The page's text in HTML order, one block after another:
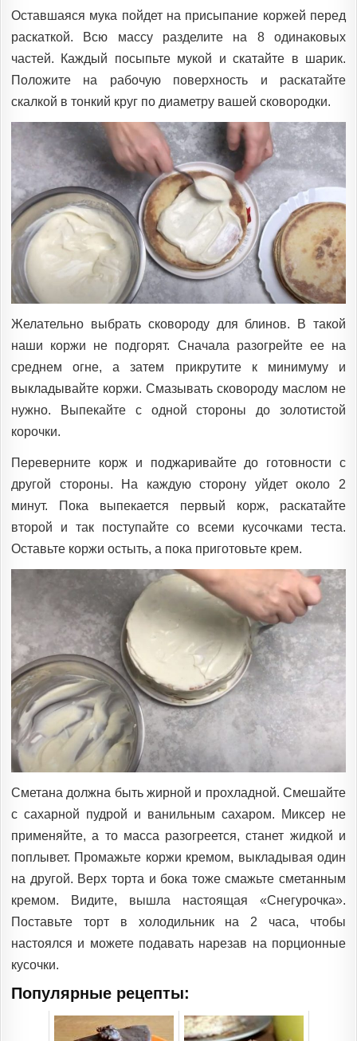
Оставшаяся мука пойдет на присыпание коржей перед
раскаткой. Всю массу разделите на 8 одинаковых
частей. Каждый посыпьте мукой и скатайте в шарик.
Положите на рабочую поверхность и раскатайте
скалкой в тонкий круг по диаметру вашей сковородки.
Желательно выбрать сковороду для блинов. В такой
наши коржи не подгорят. Сначала разогрейте ее на
среднем огне, а затем прикрутите к минимуму и
выкладывайте коржи. Смазывать сковороду маслом не
нужно. Выпекайте с одной стороны до золотистой
корочки.
Переверните корж и поджаривайте до готовности с
другой стороны. На каждую сторону уйдет около 2
минут. Пока выпекается первый корж, раскатайте
второй и так поступайте со всеми кусочками теста.
Оставьте коржи остыть, а пока приготовьте крем.
Сметана должна быть жирной и прохладной. Смешайте
с сахарной пудрой и ванильным сахаром. Миксер не
применяйте, а то масса разогреется, станет жидкой и
поплывет. Промажьте коржи кремом, выкладывая один
на другой. Верх торта и бока тоже смажьте сметанным
кремом. Видите, вышла настоящая «Снегурочка».
Поставьте торт в холодильник на 2 часа, чтобы
настоялся и можете подавать нарезав на порционные
кусочки.
Популярные рецепты: